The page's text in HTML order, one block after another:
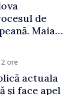
de
Maia
ore
actuala
și face apel